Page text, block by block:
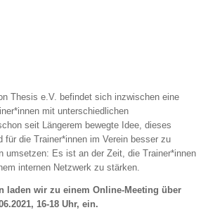
Thesis e.V. befindet sich inzwischen eine
mit unterschiedlichen
seit Längerem bewegte Idee, dieses
für die Trainer*innen im Verein besser zu
umsetzen: Es ist an der Zeit, die Trainer*innen
internen Netzwerk zu stärken.
laden wir zu einem Online-Meeting über
16-18 Uhr, ein.